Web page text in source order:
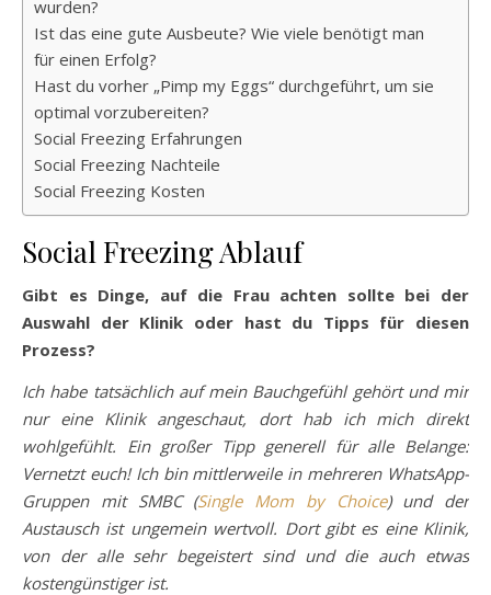
wurden?
Ist das eine gute Ausbeute? Wie viele benötigt man
für einen Erfolg?
Hast du vorher „Pimp my Eggs“ durchgeführt, um sie
optimal vorzubereiten?
Social Freezing Erfahrungen
Social Freezing Nachteile
Social Freezing Kosten
Social Freezing Ablauf
Gibt es Dinge, auf die Frau achten sollte bei der
Auswahl der Klinik oder hast du Tipps für diesen
Prozess?
Ich habe tatsächlich auf mein Bauchgefühl gehört und mir
nur eine Klinik angeschaut, dort hab ich mich direkt
wohlgefühlt. Ein großer Tipp generell für alle Belange:
Vernetzt euch! Ich bin mittlerweile in mehreren WhatsApp-
Gruppen mit SMBC (Single Mom by Choice) und der
Austausch ist ungemein wertvoll. Dort gibt es eine Klinik,
von der alle sehr begeistert sind und die auch etwas
kostengünstiger ist.